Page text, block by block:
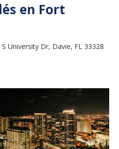
en Fort
University Dr, Davie, FL 33328